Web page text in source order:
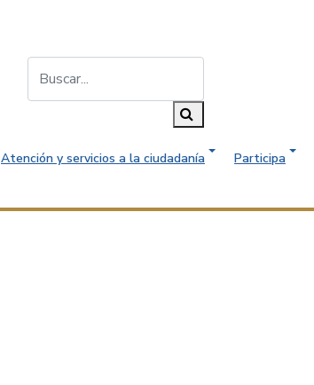
Atención y servicios a la ciudadanía Participa